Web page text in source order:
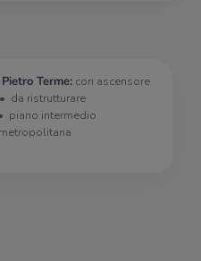
Terme: con ascensore
da ristrutturare
piano intermedio